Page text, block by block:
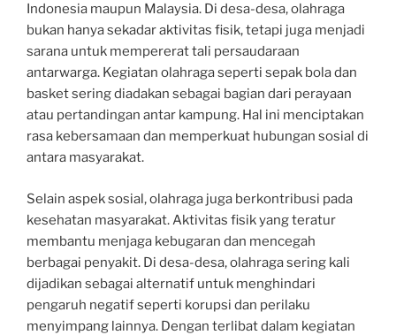
Indonesia maupun Malaysia. Di desa-desa, olahraga
bukan hanya sekadar aktivitas fisik, tetapi juga menjadi
sarana untuk mempererat tali persaudaraan
antarwarga. Kegiatan olahraga seperti sepak bola dan
basket sering diadakan sebagai bagian dari perayaan
atau pertandingan antar kampung. Hal ini menciptakan
rasa kebersamaan dan memperkuat hubungan sosial di
antara masyarakat.
Selain aspek sosial, olahraga juga berkontribusi pada
kesehatan masyarakat. Aktivitas fisik yang teratur
membantu menjaga kebugaran dan mencegah
berbagai penyakit. Di desa-desa, olahraga sering kali
dijadikan sebagai alternatif untuk menghindari
pengaruh negatif seperti korupsi dan perilaku
menyimpang lainnya. Dengan terlibat dalam kegiatan